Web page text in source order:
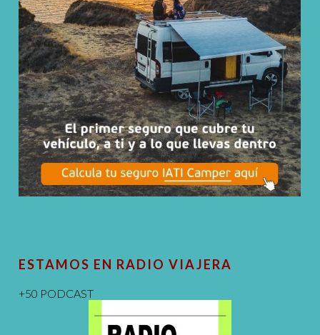
ESTAMOS EN RADIO VIAJERA
+50 PODCAST